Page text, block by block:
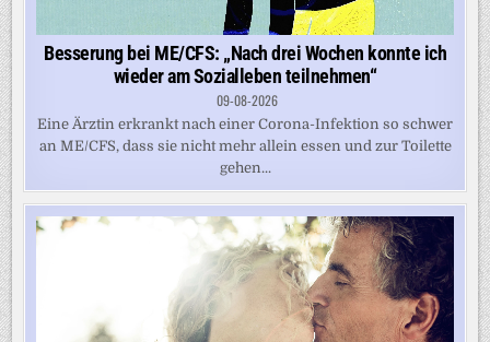
Besserung bei ME/CFS: „Nach drei Wochen konnte ich
wieder am Sozialleben teilnehmen“
09-08-2026
Eine Ärztin erkrankt nach einer Corona-Infektion so schwer
an ME/CFS, dass sie nicht mehr allein essen und zur Toilette
gehen...